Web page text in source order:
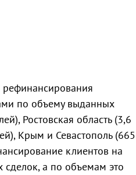
по объему выданных
Ростовская область (3,6
Крым и Севастополь (665
клиентов на
а по объемам это